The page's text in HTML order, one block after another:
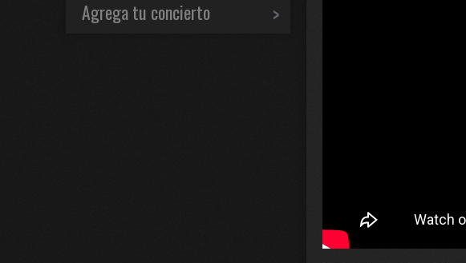
Agrega tu concierto